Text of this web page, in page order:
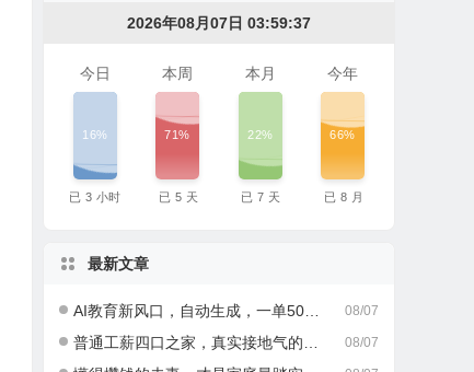
2026年08月07日 03:59:38
今日
16%
已 3 小时
本周
71%
已 5 天
本月
22%
已 7 天
今年
66%
已 8 月
最新文章
08/07
AI教育新风口，自动生成，一单500+，月入2W+!
08/07
普通工薪四口之家，真实接地气的攒钱日常